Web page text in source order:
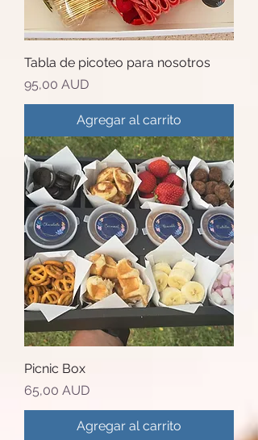
Tabla de picoteo para nosotros
Precio
95,00 AUD
Agregar al carrito
Picnic Box
Precio
65,00 AUD
Agregar al carrito